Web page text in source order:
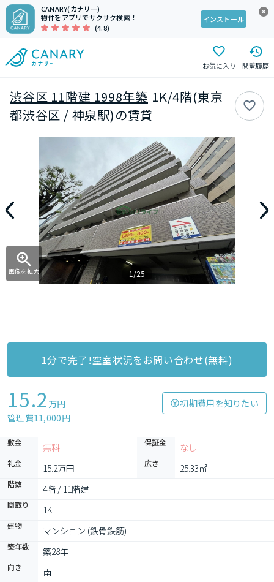
CANARY(カナリー)
物件をアプリでサクサク検索！
(4.8)
インストール
お気に入り 閲覧履歴
渋谷区 11階建 1998年築 1K/4階(東京
都渋谷区 / 神泉駅)の賃貸
画像を拡大 1/25
1分で完了!空室状況をお問い合わせ(無料)
15.2 万円
管理費11,000円
初期費用を知りたい
敷金 無料 保証金 なし
礼金 15.2万円 広さ 25.33㎡
階数 4階 / 11階建
間取り 1K
建物 マンション (鉄骨鉄筋)
築年数 築28年
向き 南